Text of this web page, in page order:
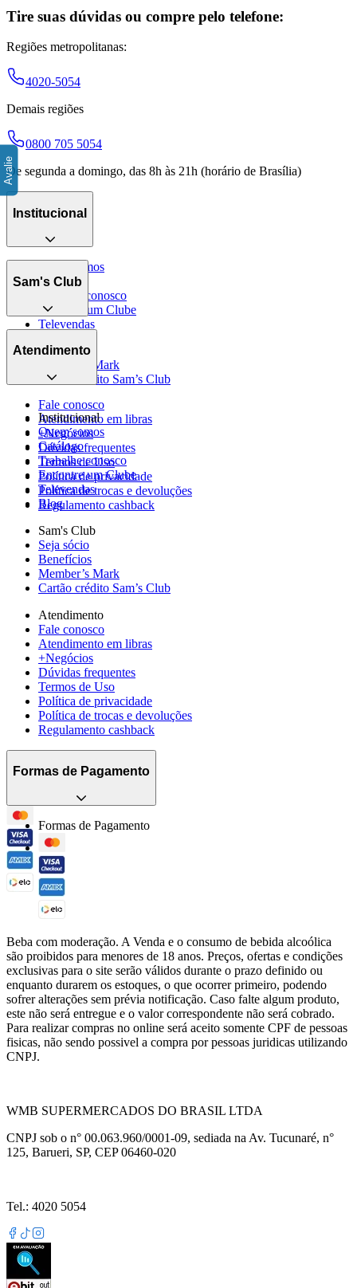
Tire suas dúvidas ou compre pelo telefone:
Regiões metropolitanas:
4020-5054
Demais regiões
0800 705 5054
De segunda a domingo, das 8h às 21h (horário de Brasília)
Institucional
Quem somos
Catálogo
Trabalhe conosco
Encontre um Clube
Televendas
Sam's Club
Benefícios
Member’s Mark
Cartão crédito Sam’s Club
Atendimento
Fale conosco
Atendimento em libras
+Negócios
Dúvidas frequentes
Termos de Uso
Política de privacidade
Política de trocas e devoluções
Regulamento cashback
Institucional
Quem somos
Catálogo
Trabalhe conosco
Encontre um Clube
Televendas
Blog
Sam's Club
Seja sócio
Benefícios
Member’s Mark
Cartão crédito Sam’s Club
Atendimento
Fale conosco
Atendimento em libras
+Negócios
Dúvidas frequentes
Termos de Uso
Política de privacidade
Política de trocas e devoluções
Regulamento cashback
Formas de Pagamento
Formas de Pagamento
Beba com moderação. A Venda e o consumo de bebida alcoólica
são proibidos para menores de 18 anos. Preços, ofertas e condições
exclusivas para o site serão válidos durante o prazo definido ou
enquanto durarem os estoques, o que ocorrer primeiro, podendo
sofrer alterações sem prévia notificação. Caso falte algum produto,
este não será entregue e o valor correspondente não será cobrado.
Para realizar compras no online será aceito somente CPF de pessoas
fisicas, não sendo possivel a compra por pessoas juridicas utilizando
CNPJ.
WMB SUPERMERCADOS DO BRASIL LTDA
CNPJ sob o n° 00.063.960/0001-09, sediada na Av. Tucunaré, n°
125, Barueri, SP, CEP 06460-020
Tel.: 4020 5054